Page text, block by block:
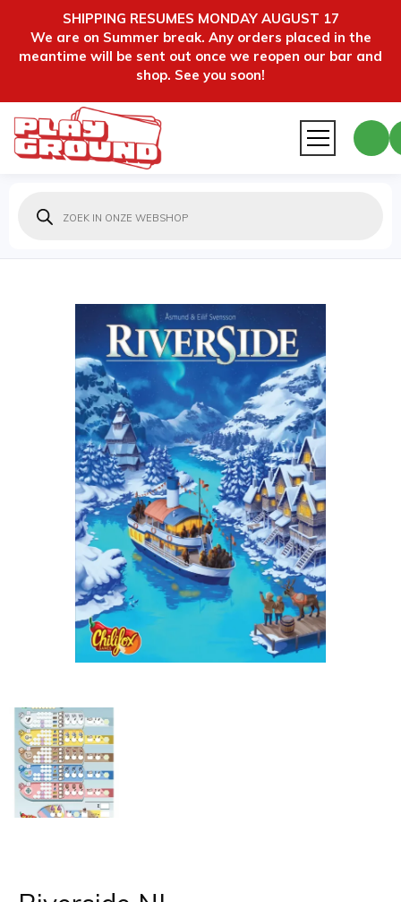
SHIPPING RESUMES MONDAY AUGUST 17
We are on Summer break. Any orders placed in the
meantime will be sent out once we reopen our bar and
shop. See you soon!
zoeken